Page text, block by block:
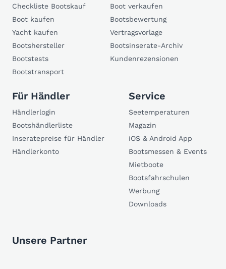
Checkliste Bootskauf
Boot kaufen
Yacht kaufen
Bootshersteller
Bootstests
Bootstransport
Boot verkaufen
Bootsbewertung
Vertragsvorlage
Bootsinserate-Archiv
Kundenrezensionen
Für Händler
Händlerlogin
Bootshändlerliste
Inseratepreise für Händler
Händlerkonto
Service
Seetemperaturen
Magazin
iOS & Android App
Bootsmessen & Events
Mietboote
Bootsfahrschulen
Werbung
Downloads
Unsere Partner